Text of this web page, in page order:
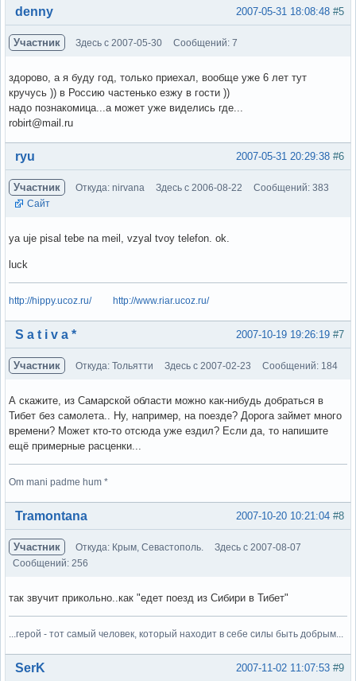
Вне форума #5
2007-05-31 18:08:48
denny
Участник Здесь с 2007-05-30 Сообщений: 7
здорово, а я буду год, только приехал, вообще уже 6 лет тут
кручусь )) в Россию частенько езжу в гости ))
надо познакомица...а может уже виделись где...
robirt@mail.ru
Вне форума #6
2007-05-31 20:29:38
ryu
Участник Откуда: nirvana Здесь с 2006-08-22
Сообщений: 383
Сайт
ya uje pisal tebe na meil, vzyal tvoy telefon. ok.
luck
http://hippy.ucoz.ru/ http://www.riar.ucoz.ru/
Вне форума #7
2007-10-19 19:26:19
S a t i v a *
Участник Откуда: Тольятти Здесь с 2007-02-23 Сообщений: 184
А скажите, из Самарской области можно как-нибудь добраться в
Тибет без самолета.. Ну, например, на поезде? Дорога займет много
времени? Может кто-то отсюда уже ездил? Если да, то напишите
ещё примерные расценки...
Om mani padme hum *
Вне форума #8
2007-10-20 10:21:04
Tramontana
Участник Откуда: Крым, Севастополь.
Здесь с 2007-08-07
Сообщений: 256
так звучит прикольно..как "едет поезд из Сибири в Тибет"
...герой - тот самый человек, который находит в себе силы быть добрым...
Вне форума #9
2007-11-02 11:07:53
SerK